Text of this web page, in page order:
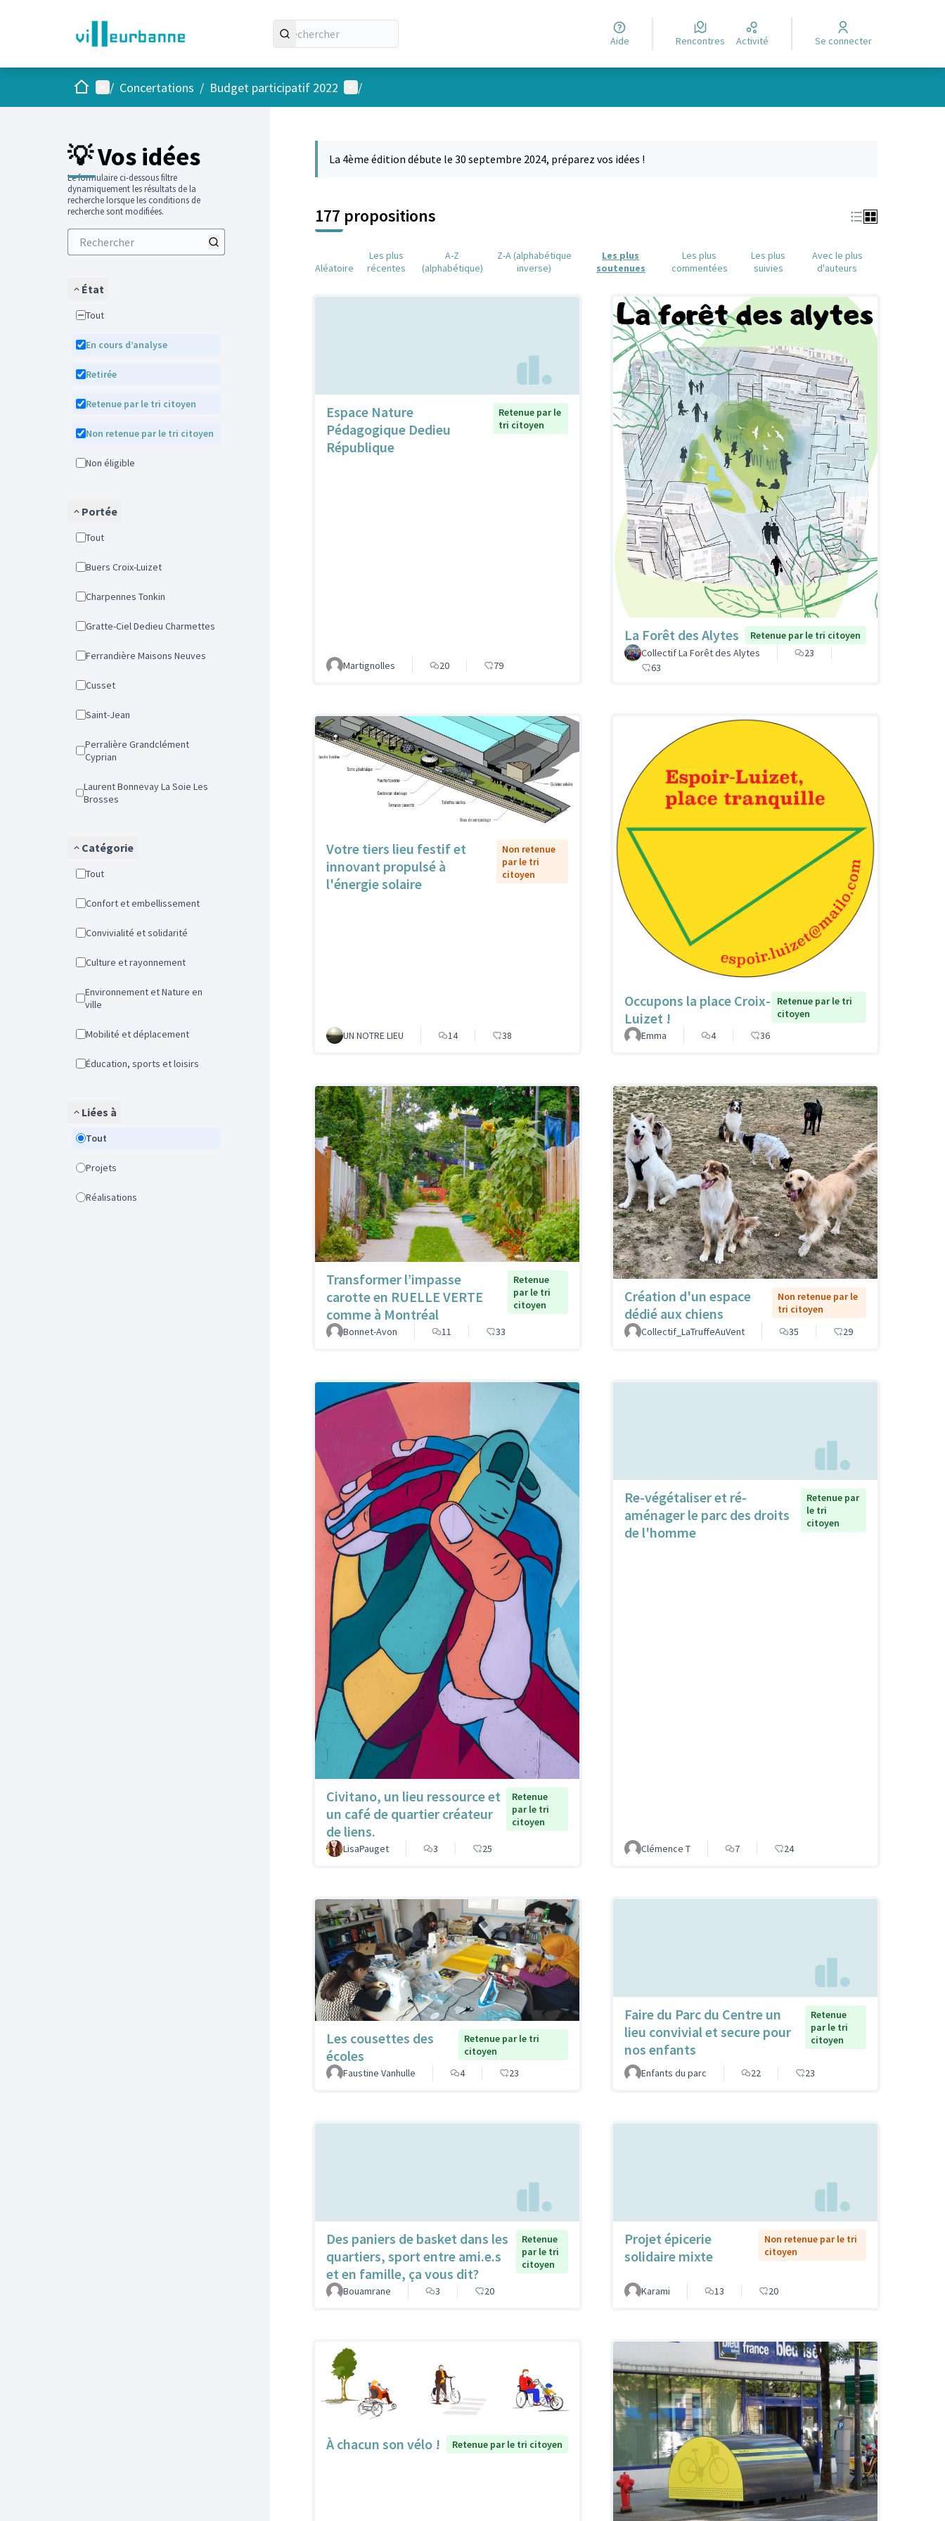
Aide Rencontres Activité Se connecter
AccueilMenu principal
/ Concertations / Budget participatif 2022 Menu utilisateur
/
💡 Vos idées
Le formulaire ci-dessous filtre
dynamiquement les résultats de la
recherche lorsque les conditions de
recherche sont modifiées.
État
Tout
En cours d’analyse
Retirée
Retenue par le tri citoyen
Non retenue par le tri citoyen
Non éligible
Portée
Tout
Buers Croix-Luizet
Charpennes Tonkin
Gratte-Ciel Dedieu Charmettes
Ferrandière Maisons Neuves
Cusset
Saint-Jean
Perralière Grandclément
Cyprian
Laurent Bonnevay La Soie Les
Brosses
Catégorie
Tout
Confort et embellissement
Convivialité et solidarité
Culture et rayonnement
Environnement et Nature en
ville
Mobilité et déplacement
Éducation, sports et loisirs
Liées à
Tout
Projets
Réalisations
La 4ème édition débute le 30 septembre 2024, préparez vos idées !
177 propositions
Aléatoire
Les plus
récentes
A-Z
(alphabétique)
Z-A (alphabétique
inverse)
Les plus
soutenues
Les plus
commentées
Les plus
suivies
Avec le plus
d'auteurs
Espace Nature
Pédagogique Dedieu
République
Retenue par le
tri citoyen
Martignolles 20 79
La Forêt des Alytes
Retenue par le tri citoyen
Collectif La Forêt des Alytes
23
63
Votre tiers lieu festif et
innovant propulsé à
l'énergie solaire
Non retenue
par le tri
citoyen
UN NOTRE LIEU 14 38
Occupons la place Croix-
Luizet !
Retenue par le tri
citoyen
Emma
4 36
Transformer l’impasse
carotte en RUELLE VERTE
comme à Montréal
Retenue
par le tri
citoyen
Bonnet-Avon 11 33
Création d'un espace
dédié aux chiens
Non retenue par le
tri citoyen
Collectif_LaTruffeAuVent
35 29
Civitano, un lieu ressource et
un café de quartier créateur
de liens.
Retenue
par le tri
citoyen
LisaPauget 3 25
Re-végétaliser et ré-
aménager le parc des droits
de l'homme
Retenue par
le tri
citoyen
Clémence T 7 24
Les cousettes des
écoles
Retenue par le tri
citoyen
Faustine Vanhulle
4 23
Faire du Parc du Centre un
lieu convivial et secure pour
nos enfants
Retenue
par le tri
citoyen
Enfants du parc 22 23
Des paniers de basket dans les
quartiers, sport entre ami.e.s
et en famille, ça vous dit?
Retenue
par le tri
citoyen
Bouamrane 3 20
Projet épicerie
solidaire mixte
Non retenue par le tri
citoyen
Karami 13 20
À chacun son vélo ! Retenue par le tri citoyen